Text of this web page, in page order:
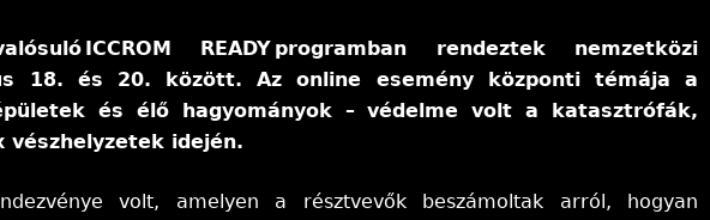
ICCROM READY programban rendeztek nemzetközi
18. és 20. között. Az online esemény központi témája a
és élő hagyományok – védelme volt a katasztrófák,
vészhelyzetek idején.
volt, amelyen a résztvevők beszámoltak arról, hogyan